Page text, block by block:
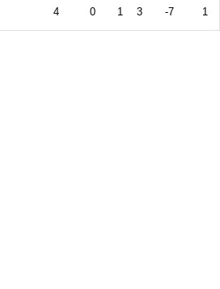
4 0 1 3 -7 1